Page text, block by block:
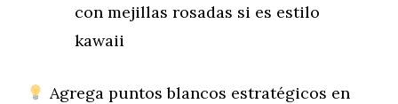
con mejillas rosadas si es estilo
kawaii
Agrega puntos blancos estratégicos en